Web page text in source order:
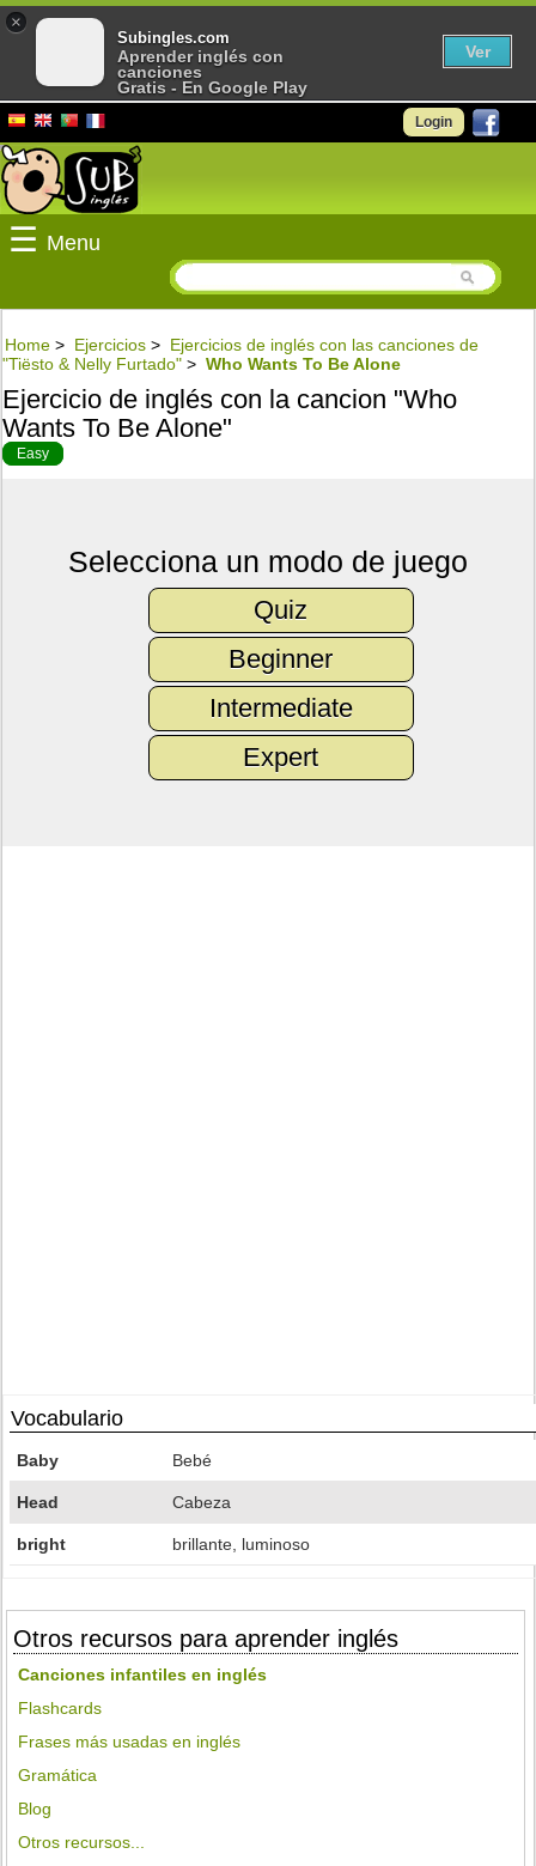
Login
☰ Menu
Home > Ejercicios > Ejercicios de inglés con las canciones de
"Tiësto & Nelly Furtado" > Who Wants To Be Alone
Ejercicio de inglés con la cancion "Who
Wants To Be Alone"
Easy
Selecciona un modo de juego
Quiz
Beginner
Intermediate
Expert
Vocabulario
Baby Bebé
Head Cabeza
bright brillante, luminoso
Otros recursos para aprender inglés
Canciones infantiles en inglés
Flashcards
Frases más usadas en inglés
Gramática
Blog
Otros recursos...
×
Subingles.com
Aprender inglés con
canciones
Gratis - En Google Play
Ver